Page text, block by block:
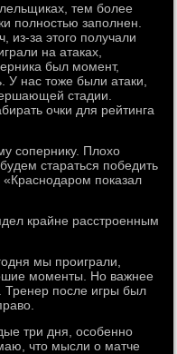
тем более
полностью заполнен.
из-за этого получали
на атаках,
был момент,
У нас тоже были атаки,
стадии.
очки для рейтинга
сопернику. Плохо
стараться победить
«Краснодаром показал
крайне расстроенным
мы проиграли,
моменты. Но важнее
Тренер после игры был
три дня, особенно
что мысли о матче